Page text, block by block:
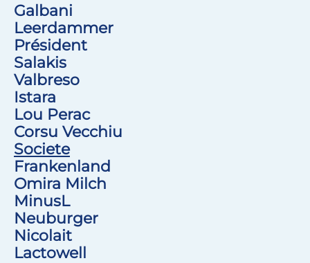
Galbani
Leerdammer
Président
Salakis
Valbreso
Istara
Lou Perac
Corsu Vecchiu
Societe
Frankenland
Omira Milch
MinusL
Neuburger
Nicolait
Lactowell